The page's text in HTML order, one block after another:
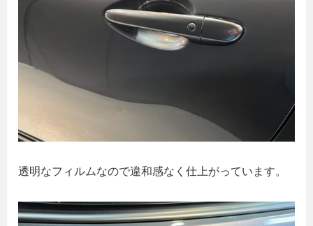
透明なフィルムなので違和感なく仕上がっています。